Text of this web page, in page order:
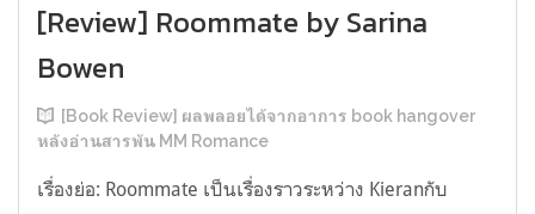
[Review] Roommate by Sarina
Bowen
[Book Review] ผลพลอยได้จากอาการ book hangover
หลังอ่านสารพัน MM Romance
เรื่องย่อ: Roommate เป็นเรื่องราวระหว่าง Kieranกับ